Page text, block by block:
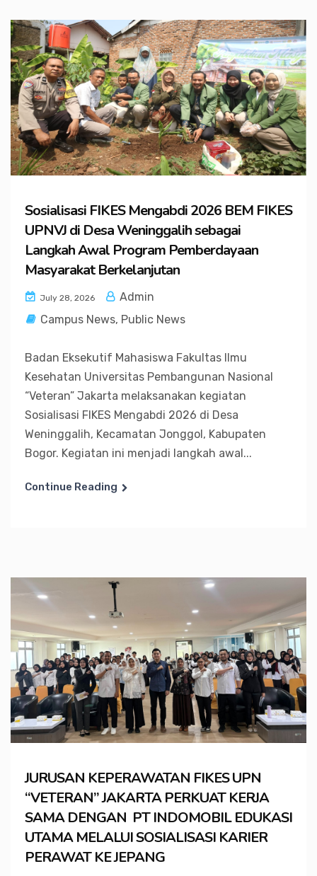
Sosialisasi FIKES Mengabdi 2026 BEM FIKES
UPNVJ di Desa Weninggalih sebagai
Langkah Awal Program Pemberdayaan
Masyarakat Berkelanjutan
July 28, 2026
Admin
Campus News, Public News
Badan Eksekutif Mahasiswa Fakultas Ilmu
Kesehatan Universitas Pembangunan Nasional
“Veteran” Jakarta melaksanakan kegiatan
Sosialisasi FIKES Mengabdi 2026 di Desa
Weninggalih, Kecamatan Jonggol, Kabupaten
Bogor. Kegiatan ini menjadi langkah awal...
Continue Reading
JURUSAN KEPERAWATAN FIKES UPN
“VETERAN” JAKARTA PERKUAT KERJA
SAMA DENGAN PT INDOMOBIL EDUKASI
UTAMA MELALUI SOSIALISASI KARIER
PERAWAT KE JEPANG